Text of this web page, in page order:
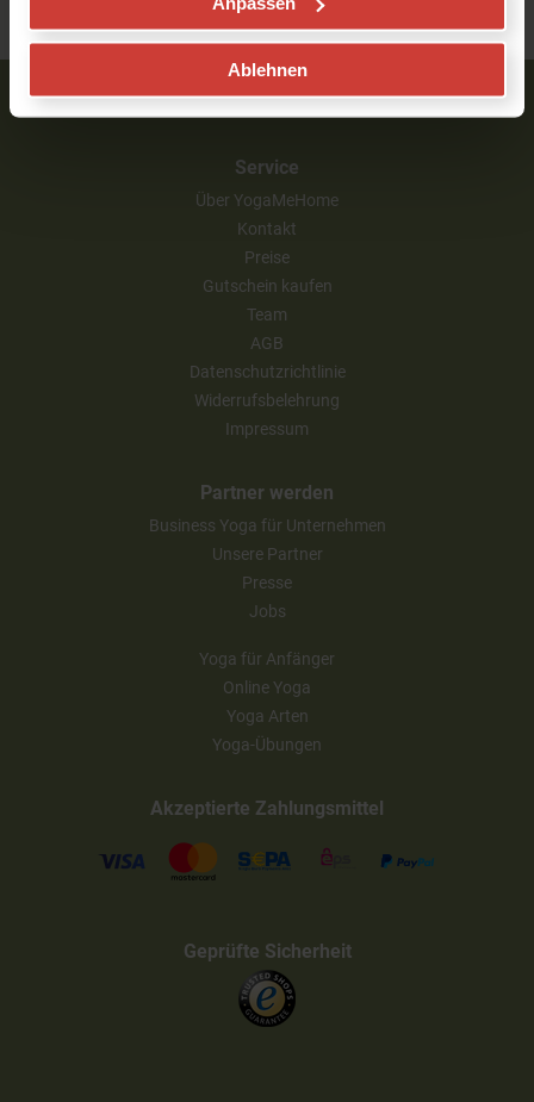
Ablehnen
Service
Über YogaMeHome
Kontakt
Preise
Gutschein kaufen
Team
AGB
Datenschutzrichtlinie
Widerrufsbelehrung
Impressum
Partner werden
Business Yoga für Unternehmen
Unsere Partner
Presse
Jobs
Yoga für Anfänger
Online Yoga
Yoga Arten
Yoga-Übungen
Akzeptierte Zahlungsmittel
Geprüfte Sicherheit